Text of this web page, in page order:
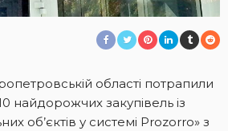
області потрапили
найдорожчих закупівель із
об’єктів у системі Prozorro» з